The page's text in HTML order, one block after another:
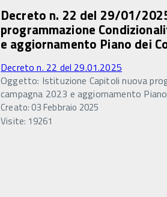
Decreto n. 22 del 29/01/
programmazione
e aggiornamento Piano dei
Decreto n. 22 del 29.01.2025
Oggetto: Istituzione Capitoli nuova
campagna 2023 e aggiornamento
Creato: 03 Febbraio 2025
Visite: 19261